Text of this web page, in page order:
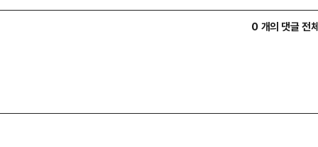
0 개의 댓글 전